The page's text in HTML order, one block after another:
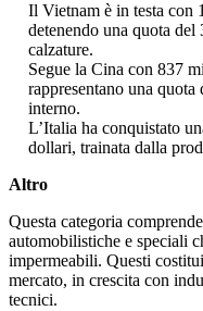
Il Vietnam è in testa
detenendo una quota
calzature.
Segue la Cina con 837
rappresentano una quota
interno.
L’Italia ha conquistato
dollari, trainata dalla
Altro
Questa categoria
automobilistiche e speciali
impermeabili. Questi
mercato, in crescita con
tecnici.